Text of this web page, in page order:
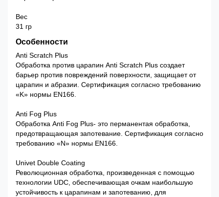
Вес
31 гр
Особенности
Anti Scratch Plus
Обработка против царапин Anti Scratch Plus создает
барьер против повреждений поверхности, защищает от
царапин и абразии. Сертификация согласно требованию
«K» нормы EN166.
Anti Fog Plus
Обработка Anti Fog Plus- это перманентая обработка,
предотвращающая запотевание. Сертификация согласно
требованию «N» нормы EN166.
Univet Double Coating
Революционная обработка, произведенная с помощью
технологии UDC, обеспечивающая очкам наибольшую
устойчивость к царапинам и запотеванию, для